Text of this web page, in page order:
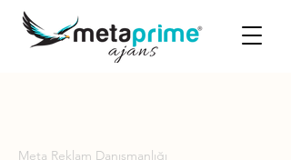
Meta Reklam Danışmanlığı